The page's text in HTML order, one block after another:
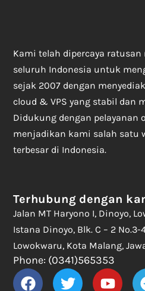
Kami telah dipercaya ratusan
seluruh Indonesia untuk
sejak 2007 dengan
cloud & VPS yang stabil dan
Didukung dengan pelayanan
menjadikan kami salah satu
terbesar di Indonesia.
Terhubung dengan
Jalan MT Haryono I, Dinoyo,
Istana Dinoyo, Blk. C – 2 No.3-
Lowokwaru, Kota Malang,
Phone: (0341)565353